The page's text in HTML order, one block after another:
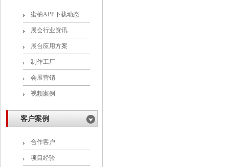
蜜柚APP下载动态
展会行业资讯
展台应用方案
制作工厂
会展营销
视频案例
客户案例
合作客户
项目经验